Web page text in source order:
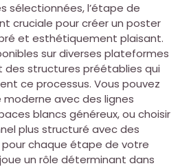
sélectionnées, l’étape de
cruciale pour créer un poster
et esthétiquement plaisant.
sur diverses plateformes
structures préétablies qui
ce processus. Vous pouvez
avec des lignes
blancs généreux, ou choisir
plus structuré avec des
chaque étape de votre
un rôle déterminant dans